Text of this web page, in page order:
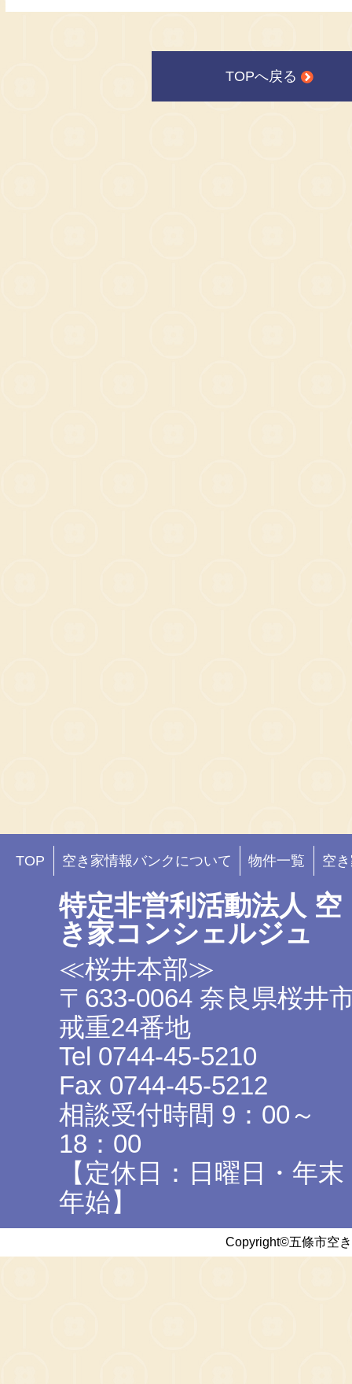
TOPへ戻る
TOP 空き家情報バンクについて 物件一覧 空
特定非営利活動法人 空
き家コンシェルジュ
≪桜井本部≫
〒633-0064 奈良県桜井
戒重24番地
Tel 0744-45-5210
Fax 0744-45-5212
相談受付時間 9：00～
18：00
【定休日：日曜日・年末
年始】
Copyright©五條市空